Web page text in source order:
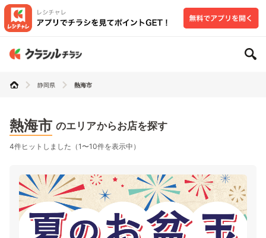
静岡県 熱海市
熱海市 のエリアからお店を探す
4件ヒットしました（1〜10件を表示中）